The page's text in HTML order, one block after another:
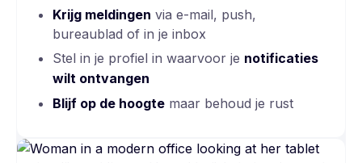
Krijg meldingen via e-mail, push,
bureaublad of in je inbox
Stel in je profiel in waarvoor je notificaties
wilt ontvangen
Blijf op de hoogte maar behoud je rust